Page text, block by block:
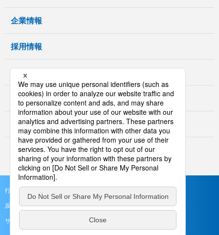
企業情報
採用情報
グループ企業
CM・動画情報
廣西・ロジネットジャパン社会貢献基金
行動指針
反社会的勢力排除に関する基本方針 サイトのご利用について
サイトマップ